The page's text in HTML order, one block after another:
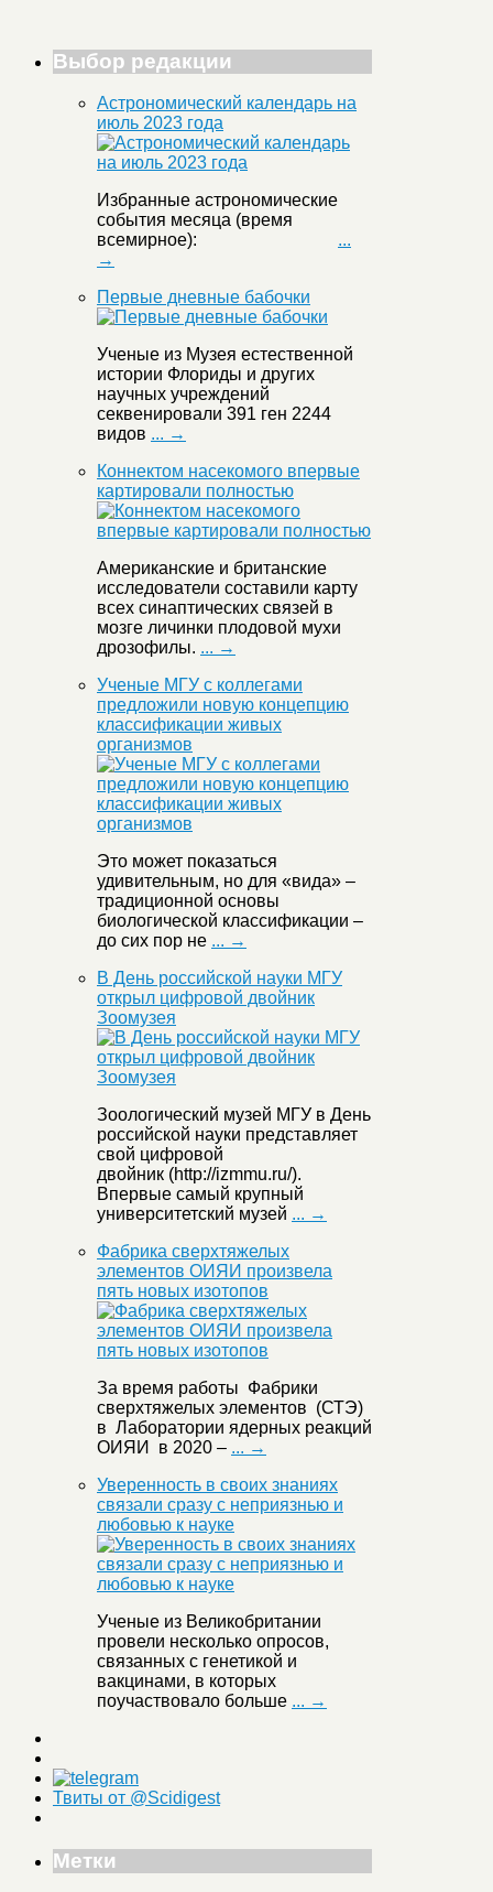
Выбор редакции
Астрономический календарь на
июль 2023 года
Избранные астрономические
события месяца (время
всемирное): ...
→
Первые дневные бабочки
Ученые из Музея естественной
истории Флориды и других
научных учреждений
секвенировали 391 ген 2244
видов ... →
Коннектом насекомого впервые
картировали полностью
Американские и британские
исследователи составили карту
всех синаптических связей в
мозге личинки плодовой мухи
дрозофилы. ... →
Ученые МГУ с коллегами
предложили новую концепцию
классификации живых
организмов
Это может показаться
удивительным, но для «вида» –
традиционной основы
биологической классификации –
до сих пор не ... →
В День российской науки МГУ
открыл цифровой двойник
Зоомузея
Зоологический музей МГУ в День
российской науки представляет
свой цифровой
двойник (http://izmmu.ru/).
Впервые самый крупный
университетский музей ... →
Фабрика сверхтяжелых
элементов ОИЯИ произвела
пять новых изотопов
За время работы Фабрики
сверхтяжелых элементов (СТЭ)
в Лаборатории ядерных реакций
ОИЯИ в 2020 – ... →
Уверенность в своих знаниях
связали сразу с неприязнью и
любовью к науке
Ученые из Великобритании
провели несколько опросов,
связанных с генетикой и
вакцинами, в которых
поучаствовало больше ... →
Твиты от @Scidigest
Метки